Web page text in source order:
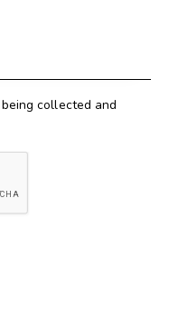
collected and